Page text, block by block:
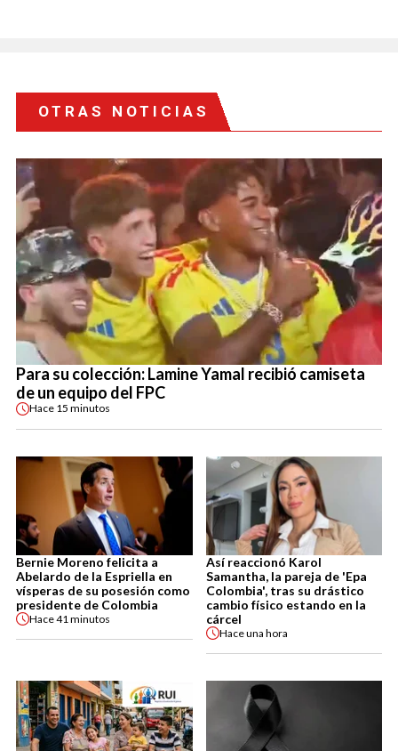
OTRAS NOTICIAS
Para su colección: Lamine Yamal recibió camiseta
de un equipo del FPC
Hace 15 minutos
Bernie Moreno felicita a
Abelardo de la Espriella en
vísperas de su posesión como
presidente de Colombia
Hace41 minutos
Así reaccionó Karol
Samantha, la pareja de 'Epa
Colombia', tras su drástico
cambio físico estando en la
cárcel
Haceuna hora